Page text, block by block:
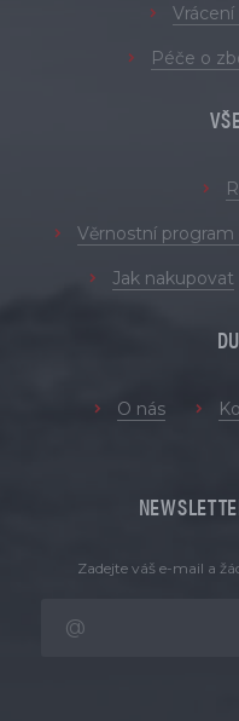
Péče o
Věrnostní
Jak nakupovat
O nás
Zadejte váš e-mail a